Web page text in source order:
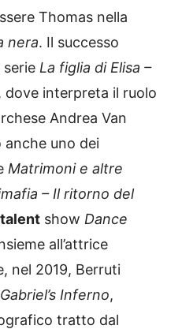
Thomas nella
nera. Il successo
La figlia di Elisa –
, dove interpreta il ruolo
Andrea Van
uno dei
Matrimoni e altre
– Il ritorno del
talent show Dance
all’attrice
nel 2019, Berruti
Gabriel’s Inferno,
tratto dal